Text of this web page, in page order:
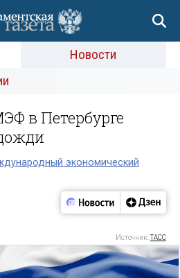
Новости
в Петербурге
экономический
Источник:ТАСС